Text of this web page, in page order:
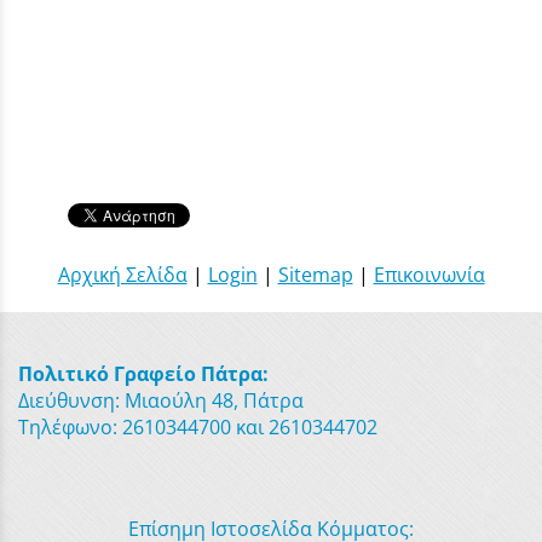
Αρχική Σελίδα| Login | Sitemap | Επικοινωνία
Πολιτικό Γραφείο Πάτρα:
Διεύθυνση: Μιαούλη 48, Πάτρα
Τηλέφωνο: 2610344700 και 2610344702
Επίσημη Ιστοσελίδα Κόμματος: